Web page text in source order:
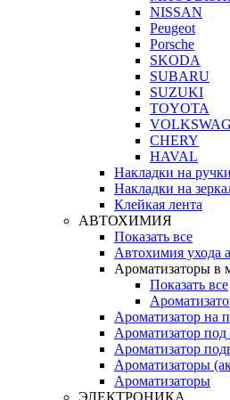
NISSAN
Peugeot
Porsche
SKODA
SUBARU
SUZUKI
TOYOTA
CHERY
HAVAL
Накладки на ручки
Накладки на
Клейкая лента
АВТОХИМИЯ
Показать все
Автохимия ухода
Ароматизаторы в
Показать все
Ароматизатор на
Ароматизатор под
Ароматизатор
Ароматизаторы
Ароматизаторы